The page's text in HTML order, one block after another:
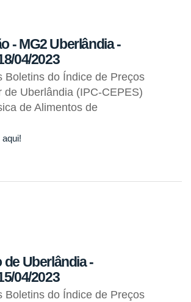
- MG2 Uberlândia -
04/2023
Boletins do Índice de Preços
de Uberlândia (IPC-CEPES)
de Alimentos de
Uberlândia -
04/2023
Boletins do Índice de Preços